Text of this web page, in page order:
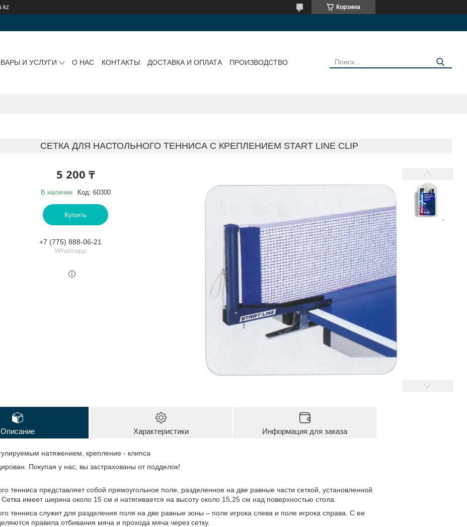
Корзина
И УСЛУГИ О НАС КОНТАКТЫ ДОСТАВКА И ОПЛАТА ПРОИЗВОДСТВО
СЕТКА ДЛЯ НАСТОЛЬНОГО ТЕННИСА С КРЕПЛЕНИЕМ START LINE CLIP
5 200 ₸
В наличии Код: 60300
Купить
+7 (775) 888-06-21
Whatsapp
Описание Характеристики Информация для заказа
натяжением, крепление - клипса
Покупая у нас, вы застрахованы от подделок!
тенниса представляет собой прямоугольное поле, разделенное на две равные части сеткой, установленной
имеет ширина около 15 см и натягивается на высоту около 15,25 см над поверхностью стола.
тенниса служит для разделения поля на две равные зоны – поле игрока слева и поле игрока справа. С ее
правила отбивания мяча и прохода мяча через сетку.